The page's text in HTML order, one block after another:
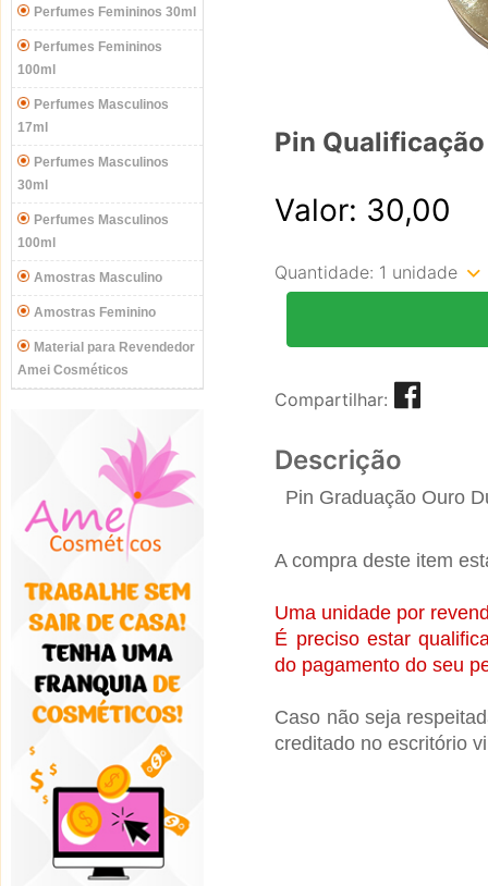
Perfumes Femininos 30ml
Perfumes Femininos
100ml
Perfumes Masculinos
17ml
Perfumes Masculinos
30ml
Perfumes Masculinos
100ml
Amostras Masculino
Amostras Feminino
Material para Revendedor
Amei Cosméticos
Pin
Valor: 30,00
Quantidade: 1 unidade
Compartilhar:
Descrição
Pin Graduação Ouro
A compra deste item
Uma unidade por
É preciso estar
do pagamento do seu
Caso não seja
creditado no escritório